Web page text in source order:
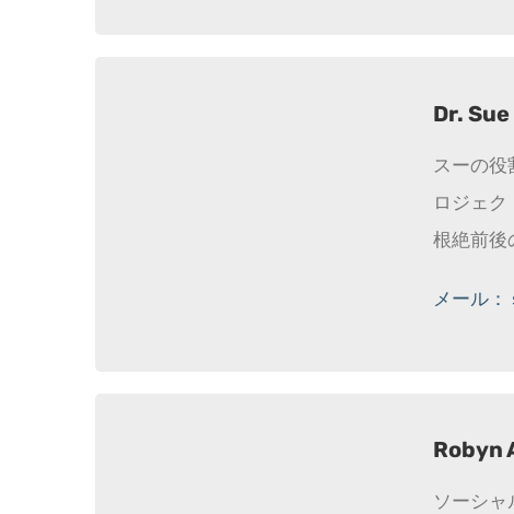
Dr.
スーの
ロジェ
根絶前後
メール
Robyn
ソーシ